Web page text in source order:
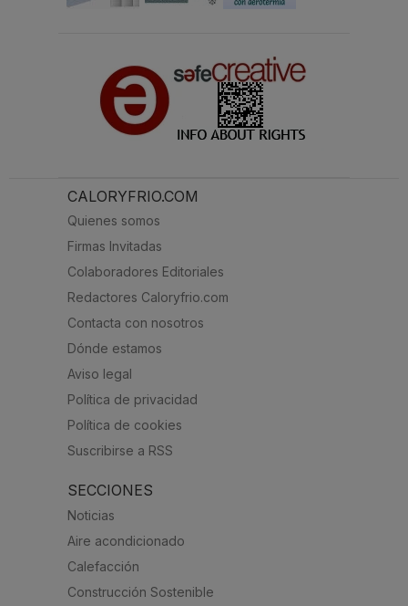
CALORYFRIO.COM
Quienes somos
Firmas Invitadas
Colaboradores Editoriales
Redactores Caloryfrio.com
Contacta con nosotros
Dónde estamos
Aviso legal
Política de privacidad
Política de cookies
Suscribirse a RSS
SECCIONES
Noticias
Aire acondicionado
Calefacción
Construcción Sostenible